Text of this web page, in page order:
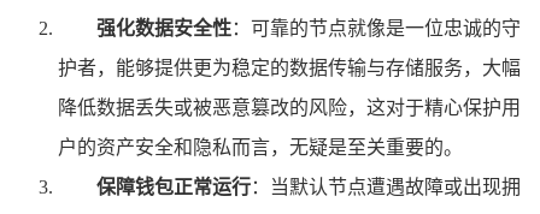
强化数据安全性：可靠的节点就像是一位忠诚的守
护者，能够提供更为稳定的数据传输与存储服务，大幅
降低数据丢失或被恶意篡改的风险，这对于精心保护用
户的资产安全和隐私而言，无疑是至关重要的。
保障钱包正常运行：当默认节点遭遇故障或出现拥